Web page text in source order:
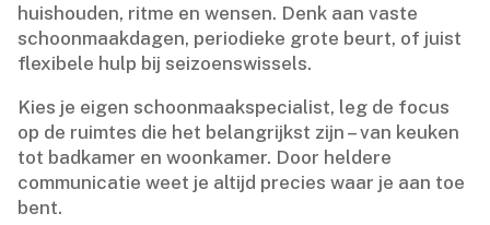
huishouden, ritme en wensen.​ Denk aan vaste
schoonmaakdagen, periodieke grote beurt, of juist
flexibele hulp bij seizoenswissels.​
Kies je eigen schoonmaakspecialist, leg de focus
op de ruimtes die het belangrijkst zijn – van keuken
tot badkamer en woonkamer.​ Door heldere
communicatie weet je altijd precies waar je aan toe
bent.​